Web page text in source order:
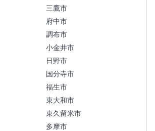
三鷹市
府中市
調布市
小金井市
日野市
国分寺市
福生市
東大和市
東久留米市
多摩市